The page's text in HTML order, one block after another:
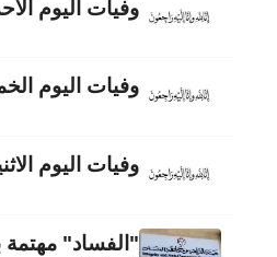
وفيات اليوم الأحد 2026/7/
وفيات اليوم الخميس
وفيات اليوم الاثنين
"الفساد" مهتمة